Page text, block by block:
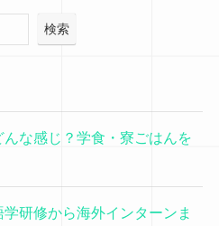
検索
な感じ？学食・寮ごはんを
研修から海外インターンま